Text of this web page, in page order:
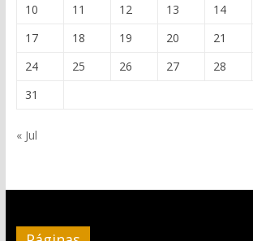
10
11 12 13 14
17
18 19 20 21
24
25 26 27 28
31
« Jul